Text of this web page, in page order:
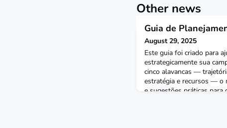
Other news
Guia de
August 29, 2025
Este guia foi criado para
estrategicamente sua
cinco alavancas —
estratégia e recursos — o
e sugestões práticas